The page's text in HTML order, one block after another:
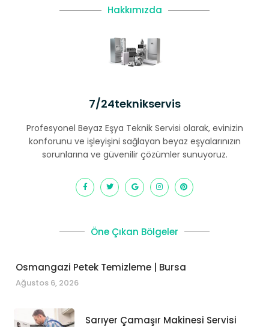
Hakkımızda
7/24teknikservis
Profesyonel Beyaz Eşya Teknik Servisi olarak, evinizin
konforunu ve işleyişini sağlayan beyaz eşyalarınızın
sorunlarına ve güvenilir çözümler sunuyoruz.
Öne Çıkan Bölgeler
Osmangazi Petek Temizleme | Bursa
Ağustos 6, 2026
Sarıyer Çamaşır Makinesi Servisi